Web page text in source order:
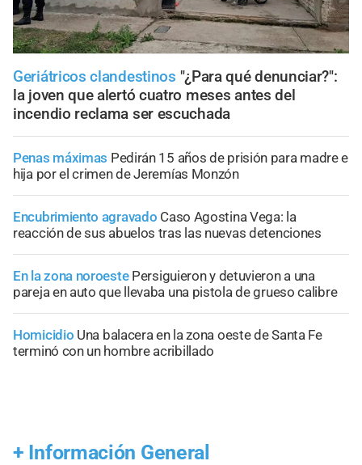
Geriátricos clandestinos "¿Para qué denunciar?":
la joven que alertó cuatro meses antes del
incendio reclama ser escuchada
Penas máximas Pedirán 15 años de prisión para madre e
hija por el crimen de Jeremías Monzón
Encubrimiento agravado Caso Agostina Vega: la
reacción de sus abuelos tras las nuevas detenciones
En la zona noroeste Persiguieron y detuvieron a una
pareja en auto que llevaba una pistola de grueso calibre
Homicidio Una balacera en la zona oeste de Santa Fe
terminó con un hombre acribillado
+ Información General